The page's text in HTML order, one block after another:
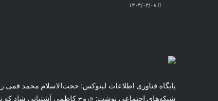
۱۴۰۴/۰۳/۰۸
پایگاه فناوری اطلاعات لینوکس: حجت‌الاسلام محمد
شبکه‌های اجتماعی نوشت: «روح کاظمی آشتیانی شاد که